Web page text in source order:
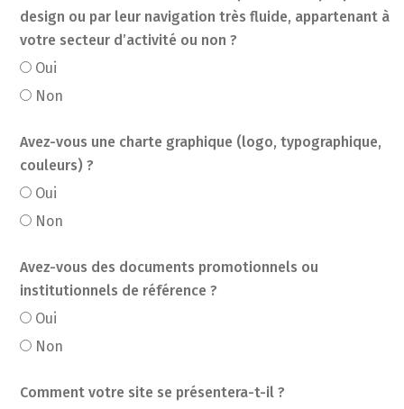
design ou par leur navigation très fluide, appartenant à
votre secteur d’activité ou non ?
Oui
Non
Avez-vous une charte graphique (logo, typographique,
couleurs) ?
Oui
Non
Avez-vous des documents promotionnels ou
institutionnels de référence ?
Oui
Non
Comment votre site se présentera-t-il ?